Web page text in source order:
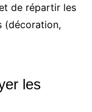
de répartir les
(décoration,
les